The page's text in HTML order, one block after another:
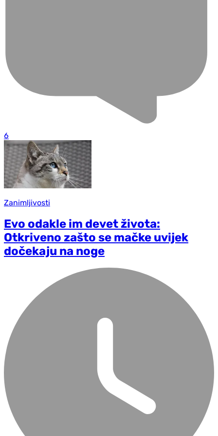
6
Zanimljivosti
Evo odakle im devet života:
Otkriveno zašto se mačke uvijek
dočekaju na noge